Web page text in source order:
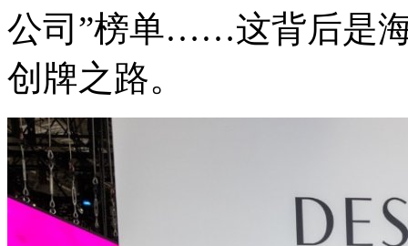
K
公司”榜单……这背后是
创牌之路。